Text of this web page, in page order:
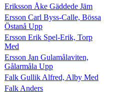
Eriksson Åke Gäddede Jäm
Ersson Carl Byss-Calle, Bössa
Östanå Upp
Ersson Erik Spel-Erik, Torp
Med
Ersson Jan Gulamålaviten,
Gålarmåla Upp
Falk Gullik Alfred, Alby Med
Falk Anders